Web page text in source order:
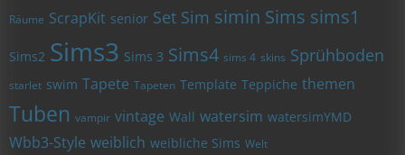
Räume ScrapKit senior Set Sim simin Sims sims1
Sims2 Sims3 Sims 3 Sims4 sims 4 skins Sprühboden
starlet swim Tapete Tapeten Template Teppiche themen
Tuben vampir vintage Wall watersim watersimYMD
Wbb3-Style weiblich weibliche Sims Welt